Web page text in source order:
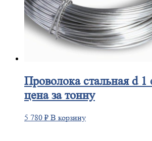
Проволокастальная d
цена за тонну
5 780 ₽ В корзину